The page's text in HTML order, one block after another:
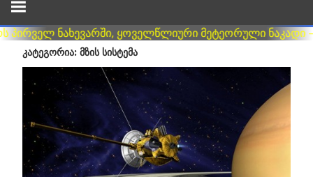
ᲙᲐᲢᲔᲒᲝᲠᲘᲐ: ᲛᲖᲘᲡ ᲡᲘᲡᲢᲔᲛᲐ